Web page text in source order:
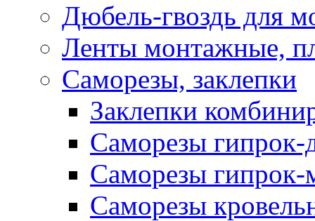
Дюбель-гвоздь для
Ленты монтажные,
Саморезы, заклепки
Заклепки
Саморезы гипрок-
Саморезы гипрок-
Саморезы